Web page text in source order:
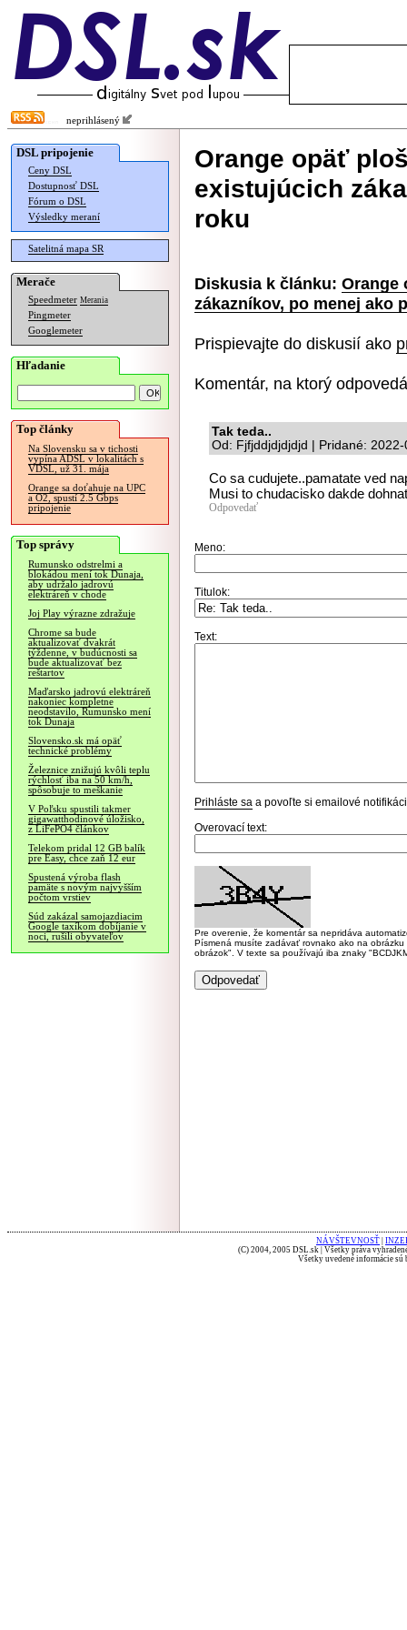
neprihlásený
DSL pripojenie
Ceny DSL
Dostupnosť DSL
Fórum o DSL
Výsledky meraní
Satelitná mapa SR
Merače
Speedmeter Merania
Pingmeter
Googlemeter
Hľadanie
Top články
Na Slovensku sa v tichosti
vypína ADSL v lokalitách s
VDSL, už 31. mája
Orange sa doťahuje na UPC
a O2, spustí 2.5 Gbps
pripojenie
Top správy
Rumunsko odstrelmi a
blokádou mení tok Dunaja,
aby udržalo jadrovú
elektráreň v chode
Joj Play výrazne zdražuje
Chrome sa bude
aktualizovať dvakrát
týždenne, v budúcnosti sa
bude aktualizovať bez
reštartov
Maďarsko jadrovú elektráreň
nakoniec kompletne
neodstavilo, Rumunsko mení
tok Dunaja
Slovensko.sk má opäť
technické problémy
Železnice znižujú kvôli teplu
rýchlosť iba na 50 km/h,
spôsobuje to meškanie
V Poľsku spustili takmer
gigawatthodinové úložisko,
z LiFePO4 článkov
Telekom pridal 12 GB balík
pre Easy, chce zaň 12 eur
Spustená výroba flash
pamäte s novým najvyšším
počtom vrstiev
Súd zakázal samojazdiacim
Google taxíkom dobíjanie v
noci, rušili obyvateľov
Orange opäť
existujúcich
roku
Diskusia k článku: Orange
zákazníkov, po menej ako
Prispievajte do diskusií ako
Komentár, na ktorý
Tak teda..
Od: Fjfjddjdjdjdjd | Pridané:
Co sa cudujete..pamatate ved
Musi to chudacisko dakde
Odpovedať
Meno:
Titulok:
Text:
Prihláste sa a povoľte si emailové
Overovací text:
Pre overenie, že komentár sa nepridáva
Písmená musíte zadávať rovnako ako na
obrázok". V texte sa používajú iba znaky
NÁVŠTEVNOSŤ
(C) 2004, 2005 DSL.sk | Všetky práva
Všetky uvedené informácie sú